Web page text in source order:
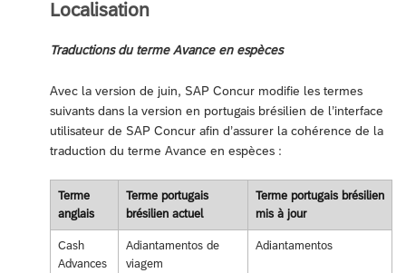
Localisation
Traductions du terme Avance en espèces
Avec la version de juin, SAP Concur modifie les termes
suivants dans la version en portugais brésilien de l’interface
utilisateur de SAP Concur afin d’assurer la cohérence de la
traduction du terme Avance en espèces :
Terme
anglais
Terme portugais
brésilien actuel
Terme portugais brésilien
mis à jour
Cash
Advances
Adiantamentos de
viagem
Adiantamentos